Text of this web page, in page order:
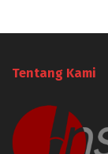
Tentang Kami